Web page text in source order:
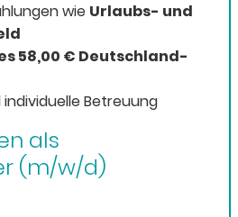
wie Urlaubs- und
58,00 € Deutschland-
Betreuung
als
(m/w/d)